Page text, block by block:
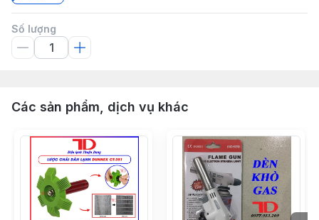
Số lượng
Các sản phẩm, dịch vụ khác